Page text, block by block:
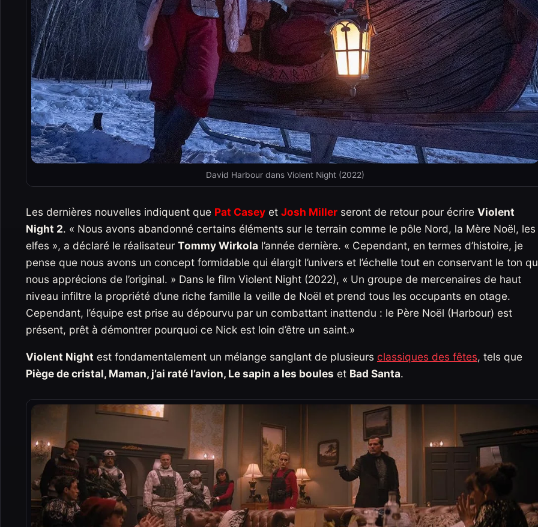
David Harbour dans Violent Night (2022)
Les dernières nouvelles indiquent que Pat Casey et Josh Miller seront de retour pour écrire Violent
Night 2. « Nous avons abandonné certains éléments sur le terrain comme le pôle Nord, la Mère Noël, les
elfes », a déclaré le réalisateur Tommy Wirkola l’année dernière. « Cependant, en termes d’histoire, je
pense que nous avons un concept formidable qui élargit l’univers et l’échelle tout en conservant le ton
nous apprécions de l’original. » Dans le film Violent Night (2022), « Un groupe de mercenaires de haut
niveau infiltre la propriété d’une riche famille la veille de Noël et prend tous les occupants en otage.
Cependant, l’équipe est prise au dépourvu par un combattant inattendu : le Père Noël (Harbour) est
présent, prêt à démontrer pourquoi ce Nick est loin d’être un saint.»
Violent Night est fondamentalement un mélange sanglant de plusieurs classiques des fêtes, tels que
Piège de cristal, Maman, j’ai raté l’avion, Le sapin a les boules et Bad Santa.